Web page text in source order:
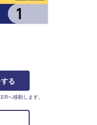
る
へ移動します。